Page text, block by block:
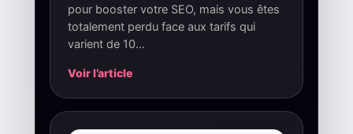
pour booster votre SEO, mais vous êtes
totalement perdu face aux tarifs qui
varient de 10…
Voir l’article